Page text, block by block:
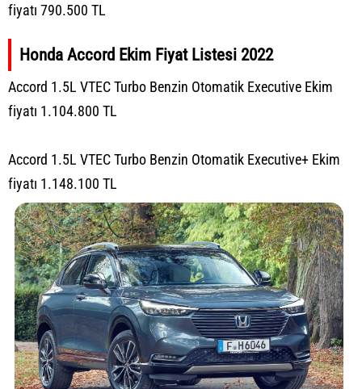
fiyatı 790.500 TL
Honda Accord Ekim Fiyat Listesi 2022
Accord 1.5L VTEC Turbo Benzin Otomatik Executive Ekim
fiyatı 1.104.800 TL
Accord 1.5L VTEC Turbo Benzin Otomatik Executive+ Ekim
fiyatı 1.148.100 TL